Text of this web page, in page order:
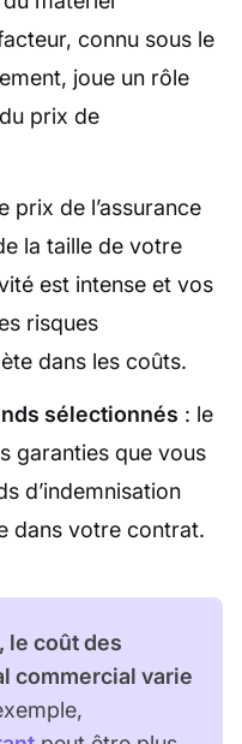
connu sous le
joue un rôle
prix de
prix de l’assurance
la taille de votre
est intense et vos
risques
dans les coûts.
sélectionnés : le
garanties que vous
d’indemnisation
dans votre contrat.
le coût des
commercial varie